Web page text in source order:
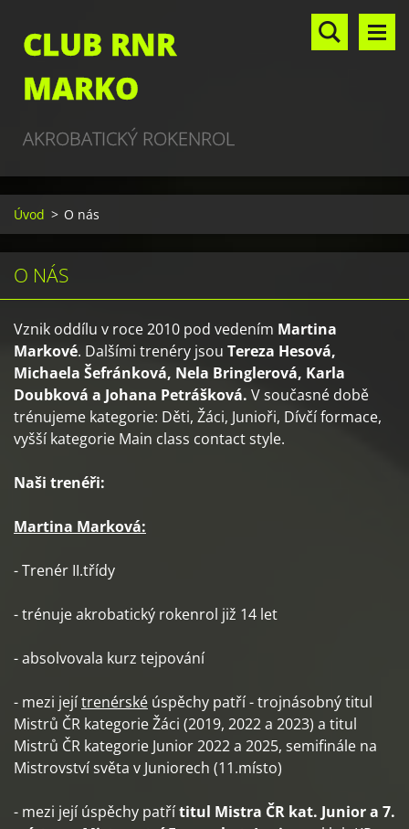
CLUB RNR
MARKO
AKROBATICKÝ ROKENROL
Úvod > O nás
O NÁS
Vznik oddílu v roce 2010 pod vedením Martina
Markové. Dalšími trenéry jsou Tereza Hesová,
Michaela Šefránková, Nela Bringlerová, Karla
Doubková a Johana Petrášková. V současné době
trénujeme kategorie: Děti, Žáci, Junioři, Dívčí formace,
vyšší kategorie Main class contact style.
Naši trenéři:
Martina Marková:
- Trenér II.třídy
- trénuje akrobatický rokenrol již 14 let
- absolvovala kurz tejpování
- mezi jejítrenérské úspěchy patří - trojnásobný titul
Mistrů ČR kategorie Žáci (2019, 2022 a 2023) a titul
Mistrů ČR kategorie Junior 2022 a 2025, semifinále na
Mistrovství světa v Juniorech (11.místo)
- mezi její úspěchy patřítitul Mistra ČR kat. Junior a 7.